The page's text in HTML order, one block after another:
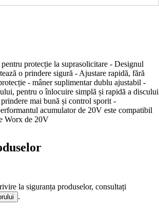
protecție la suprasolicitare - Designul
o prindere sigură - Ajustare rapidă, fără
- mâner suplimentar dublu ajustabil -
pentru o înlocuire simplă și rapidă a discului
mai bună și control sporit -
acumulator de 20V este compatibil
Worx de 20V
la siguranța produselor, consultați
.